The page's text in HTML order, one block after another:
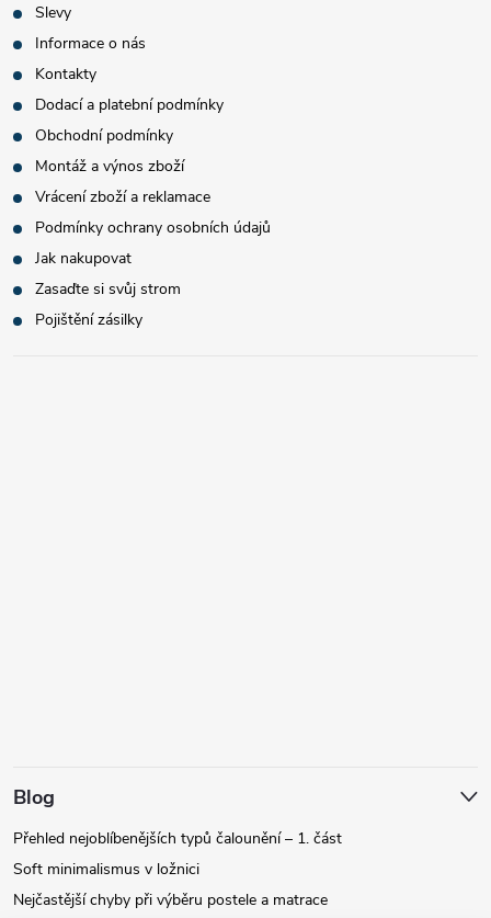
Slevy
Informace o nás
Kontakty
Dodací a platební podmínky
Obchodní podmínky
Montáž a výnos zboží
Vrácení zboží a reklamace
Podmínky ochrany osobních údajů
Jak nakupovat
Zasaďte si svůj strom
Pojištění zásilky
Blog
Přehled nejoblíbenějších typů čalounění – 1. část
Soft minimalismus v ložnici
Nejčastější chyby při výběru postele a matrace